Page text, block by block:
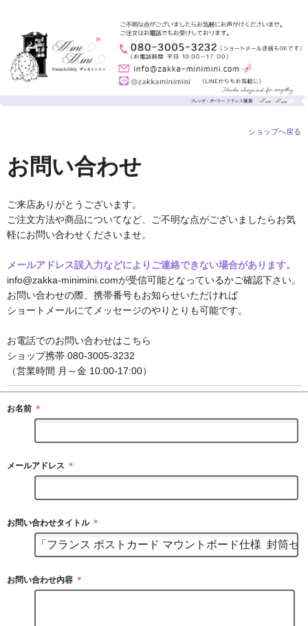
ショップへ戻る
お問い合わせ
ご来店ありがとうございます。
ご注文方法や商品についてなど、ご不明な点がございましたらお気
軽にお問い合わせくださいませ。
メールアドレス誤入力などによりご連絡できない場合があります。
info@zakka-minimini.comが受信可能となっているかご確認下さい。
お問い合わせの際、携帯番号もお知らせいただければ
ショートメールにてメッセージのやりとりも可能です。
お電話でのお問い合わせはこちら
ショップ携帯 080-3005-3232
（営業時間 月～金 10:00-17:00）
お名前 ＊
メールアドレス ＊
お問い合わせタイトル ＊
お問い合わせ内容 ＊